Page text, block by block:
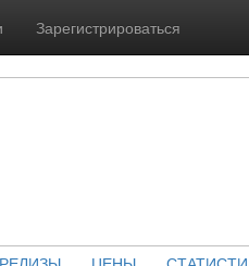
Зарегистрироваться